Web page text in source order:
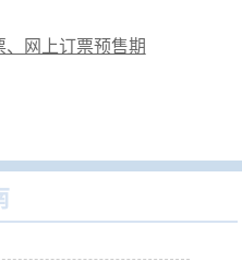
、网上订票预售期